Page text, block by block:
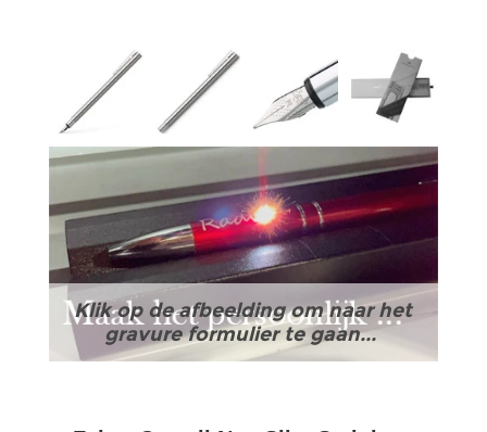
Klik op de afbeelding om naar het
gravure formulier te gaan...